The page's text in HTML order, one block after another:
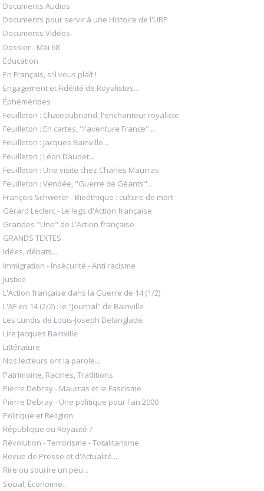
Documents Audios
Documents pour servir à une Histoire de l'URP
Documents Vidéos
Dossier - Mai 68
Éducation
En Français, s'il vous plaît !
Engagement et Fidélité de Royalistes...
Éphémérides
Feuilleton : Chateaubriand, l'enchanteur royaliste
Feuilleton : En cartes, "l'aventure France"...
Feuilleton : Jacques Bainville...
Feuilleton : Léon Daudet...
Feuilleton : Une visite chez Charles Maurras
Feuilleton : Vendée, "Guerre de Géants"...
François Schwerer - Bioéthique : culture de mort
Gérard Leclerc - Le legs d'Action française
Grandes "Une" de L'Action française
GRANDS TEXTES
Idées, débats...
Immigration - Insécurité - Anti racisme
Justice
L'Action française dans la Guerre de 14 (1/2)
L'AF en 14 (2/2) : le "Journal" de Bainville
Les Lundis de Louis-Joseph Delanglade
Lire Jacques Bainville
Littérature
Nos lecteurs ont la parole...
Patrimoine, Racines, Traditions
Pierre Debray - Maurras et le Fascisme
Pierre Debray - Une politique pour l'an 2000
Politique et Religion
République ou Royauté ?
Révolution - Terrorisme - Totalitarisme
Revue de Presse et d'Actualité...
Rire ou sourire un peu...
Social, Économie...